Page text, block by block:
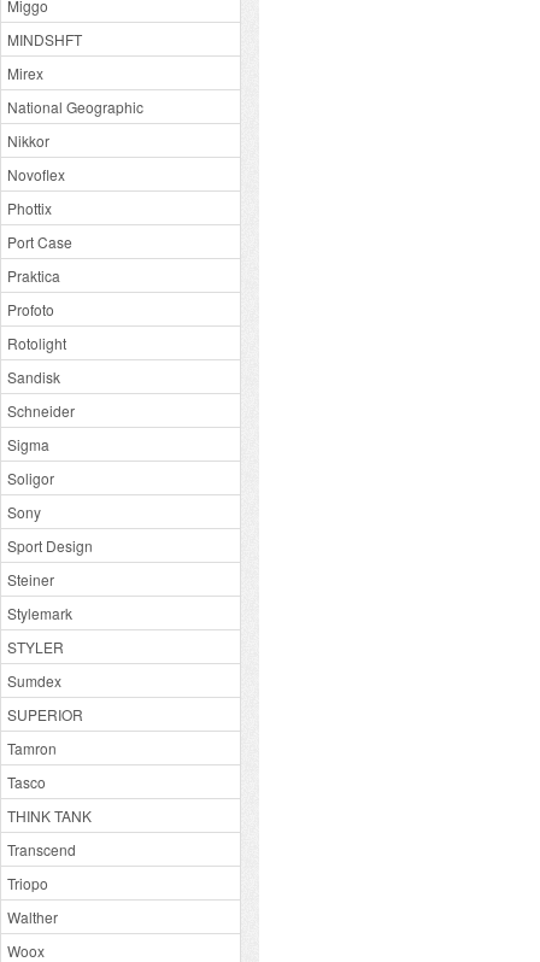
Miggo
MINDSHFT
Mirex
National Geographic
Nikkor
Novoflex
Phottix
Port Case
Praktica
Profoto
Rotolight
Sandisk
Schneider
Sigma
Soligor
Sony
Sport Design
Steiner
Stylemark
STYLER
Sumdex
SUPERIOR
Tamron
Tasco
THINK TANK
Transcend
Triopo
Walther
Woox